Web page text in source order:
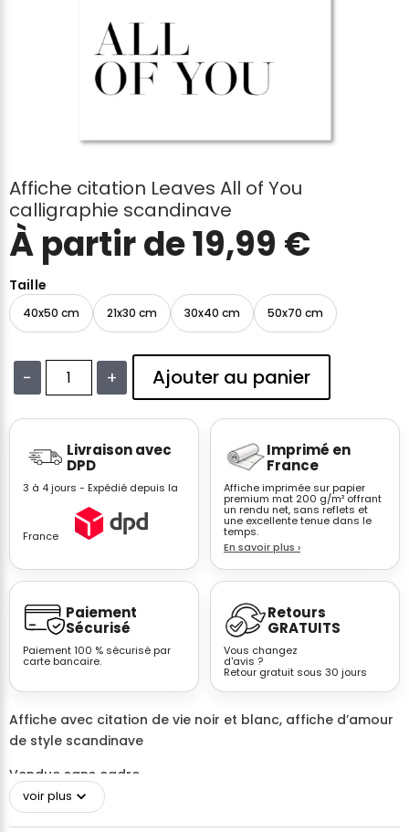
Affiche citation Leaves All of You
calligraphie scandinave
À partir de19,99 €
Taille
40x50 cm 21x30 cm 30x40 cm 50x70 cm
−
Affiche
citation
Leaves
All
You
calligraphie
scandinave
+ Ajouter au panier
Livraison avec
DPD
3 à 4 jours - Expédié depuis la
France
Imprimé en
France
Affiche imprimée sur papier
premium mat 200 g/m² offrant
un rendu net, sans reflets et
une excellente tenue dans le
temps.
En savoir plus ›
Paiement
Sécurisé
Paiement 100 % sécurisé par
carte bancaire.
Retours
GRATUITS
Vous changez
d'avis ?
Retour gratuit sous 30 jours
Affiche avec citation de vie noir et blanc, affiche d’amour
de style scandinave
Vendue sans cadre
voir plus